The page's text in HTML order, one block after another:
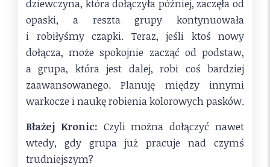
dziewczyna, która dołączyła później, zaczęła od
opaski, a reszta grupy kontynuowała
i robiłyśmy czapki. Teraz, jeśli ktoś nowy
dołącza, może spokojnie zacząć od podstaw,
a grupa, która jest dalej, robi coś bardziej
zaawansowanego. Planuję między innymi
warkocze i naukę robienia kolorowych pasków.
Błażej Kronic: Czyli można dołączyć nawet
wtedy, gdy grupa już pracuje nad czymś
trudniejszym?